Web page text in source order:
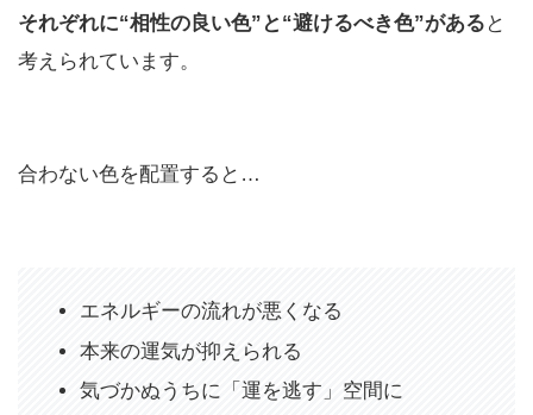
それぞれに“相性の良い色”と“避けるべき色”がある と
考えられています。
合わない色を配置すると…
エネルギーの流れが悪くなる
本来の運気が抑えられる
気づかぬうちに「運を逃す」空間に